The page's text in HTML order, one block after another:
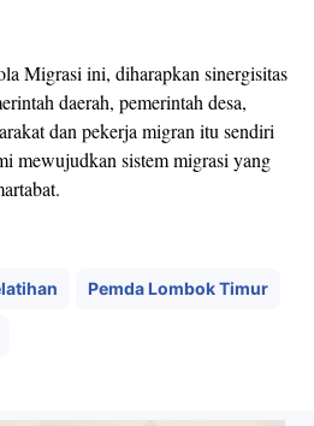
Migrasi ini, diharapkan sinergisitas
daerah, pemerintah desa,
dan pekerja migran itu sendiri
mewujudkan sistem migrasi yang
Pemda Lombok Timur